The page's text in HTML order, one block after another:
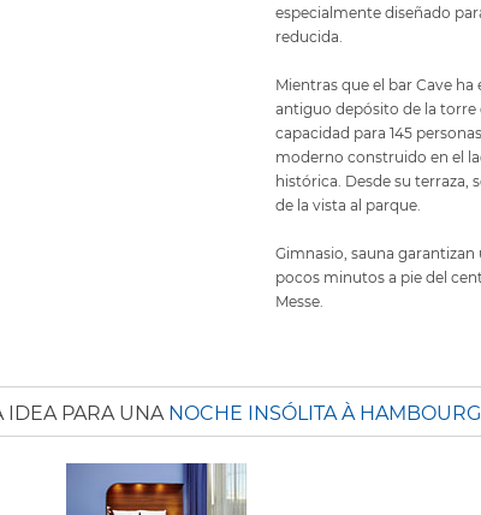
especialmente diseñado
reducida.
Mientras que el bar Cave
antiguo depósito de la torre
capacidad para 145
moderno construido en el
histórica. Desde su terraza,
de la vista al parque.
Gimnasio, sauna garantizan
pocos minutos a pie del
Messe.
IDEA PARA UNA NOCHE INSÓLITA À HAMBOURG